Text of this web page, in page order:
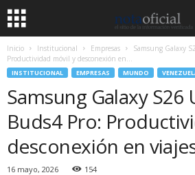
Inicio Institucional Empresas
Samsung Galaxy
Productividad móvil y desconexión en...
INSTITUCIONAL EMPRESAS MUNDO
Samsung Galaxy S26
Buds4 Pro:
desconexión en
16 mayo, 2026 154